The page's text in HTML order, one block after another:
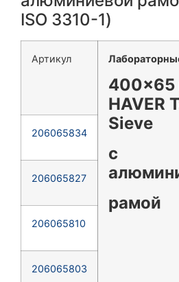
ISO 3310-1)
Артикул
HAVER
Sieve
с
рамой
206065834
206065827
206065810
206065803